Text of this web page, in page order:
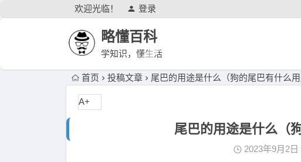
欢迎光临！ 登录
略懂百科
学知识，懂生活
首页 投稿文章 尾巴的用途是什么（狗的尾巴有什么用
尾巴的用途是什么（
2023年9月2日
A+